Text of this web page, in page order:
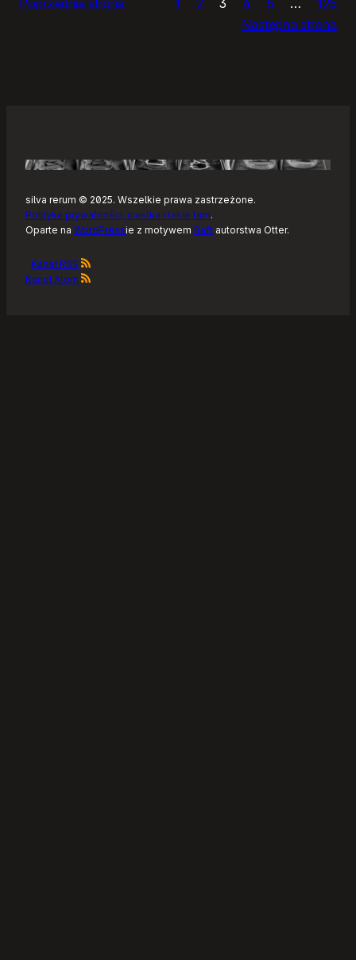
Następna strona
silva rerum © 2025. Wszelkie prawa zastrzeżone.
Polityka prywatności, ciastka i takie tam.
Oparte na WordPressie z motywem Raft autorstwa Otter.
Kanał RSS
Kanał Atom